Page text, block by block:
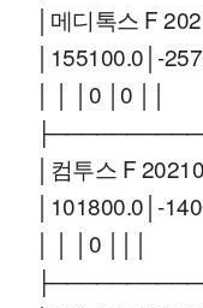
│메디톡스 F
│155100.0│-
│ │ │0 │0 ││
│컴투스 F
│101800.0│-
│ │ │0 │││